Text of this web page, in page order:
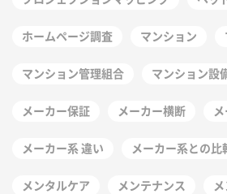
ホームページ調査 マンション
マンション管理組合 マンション設
メーカー保証 メーカー横断
メーカー系 違い メーカー系との比
メンタルケア メンテナンス